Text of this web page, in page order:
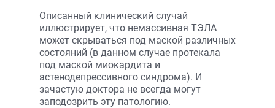
Описанный клинический случай
иллюстрирует, что немассивная ТЭЛА
может скрываться под маской различных
состояний (в данном случае протекала
под маской миокардита и
астенодепрессивного синдрома). И
зачастую доктора не всегда могут
заподозрить эту патологию.